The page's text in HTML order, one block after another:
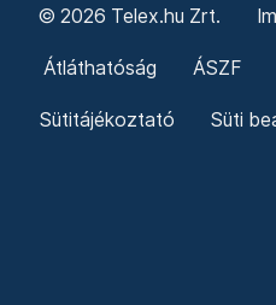
© 2026 Telex.hu Zrt.
Átláthatóság ÁSZF
Sütitájékoztató Süti